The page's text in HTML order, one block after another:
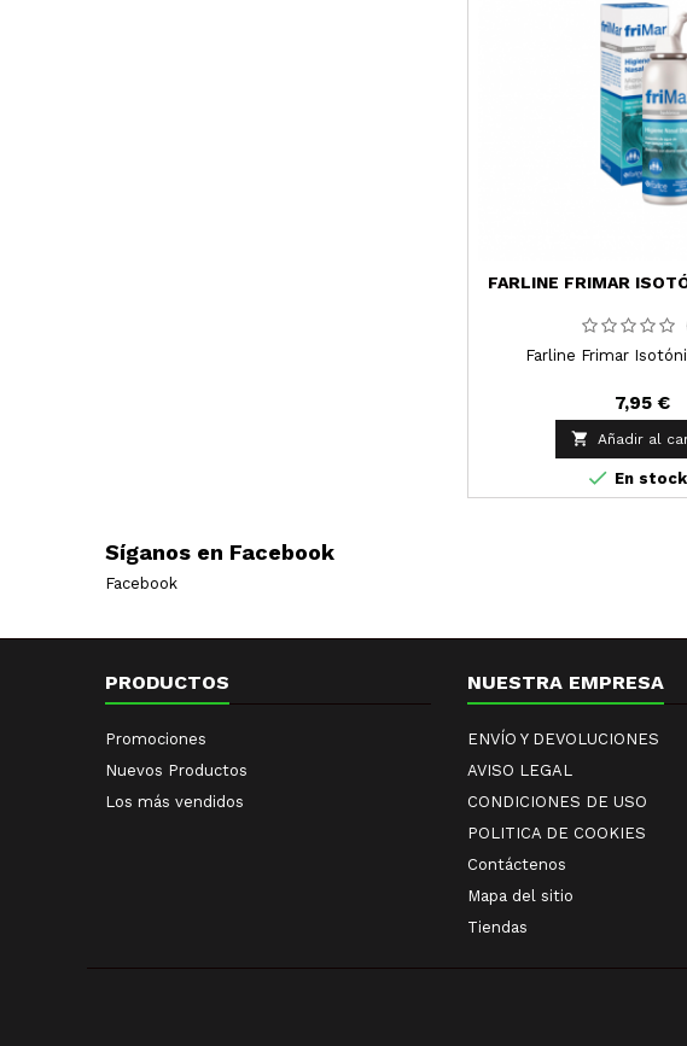
FARLINE FRIMAR
Farline Frimar
7,95 €
 Añadir al
 En stock
Síganos en Facebook
Facebook
PRODUCTOS
Promociones
Nuevos Productos
Los más vendidos
NUESTRA EMPRESA
ENVÍO Y DEVOLUCIONES
AVISO LEGAL
CONDICIONES DE USO
POLITICA DE COOKIES
Contáctenos
Mapa del sitio
Tiendas